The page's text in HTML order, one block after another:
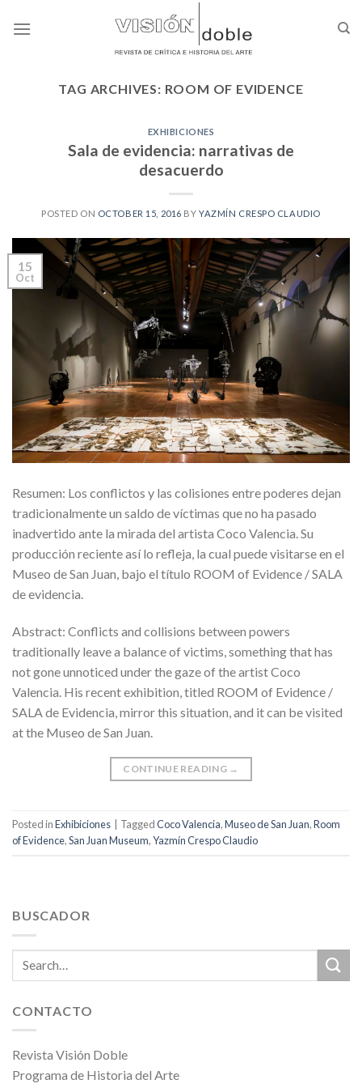
TAG ARCHIVES: ROOM OF EVIDENCE
EXHIBICIONES
Sala de evidencia: narrativas de
desacuerdo
POSTED ON OCTOBER 15, 2016 BYYAZMÍN CRESPO CLAUDIO
15
Oct
Resumen: Los conflictos y las colisiones entre poderes dejan
tradicionalmente un saldo de víctimas que no ha pasado
inadvertido ante la mirada del artista Coco Valencia. Su
producción reciente así lo refleja, la cual puede visitarse en el
Museo de San Juan, bajo el título ROOM of Evidence / SALA
de evidencia.
Abstract: Conflicts and collisions between powers
traditionally leave a balance of victims, something that has
not gone unnoticed under the gaze of the artist Coco
Valencia. His recent exhibition, titled ROOM of Evidence /
SALA de Evidencia, mirror this situation, and it can be visited
at the Museo de San Juan.
CONTINUE READING →
Posted inExhibiciones TaggedCoco Valencia,Museo de San Juan,Room
of Evidence,San Juan Museum,Yazmín Crespo Claudio
BUSCADOR
CONTACTO
Revista Visión Doble
Programa de Historia del Arte